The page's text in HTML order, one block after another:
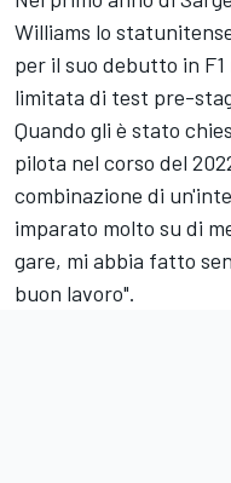
Williams lo
per il suo debutto in
limitata di test pre-
Quando gli è stato
pilota nel corso del
combinazione di
imparato molto su di
gare, mi abbia fatto
buon lavoro".